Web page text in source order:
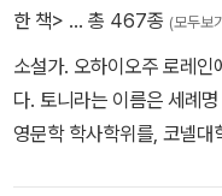
한 책> … 총 467종 (모두보
소설가. 오하이오주 로레
다. 토니라는 이름은 세례
영문학 학사학위를, 코넬